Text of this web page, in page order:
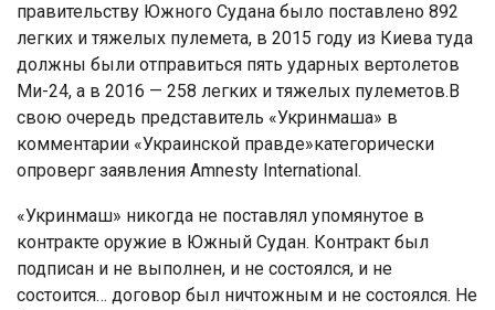
правительству Южного Судана было поставлено 892
легких и тяжелых пулемета, в 2015 году из Киева туда
должны были отправиться пять ударных вертолетов
Ми-24, а в 2016 — 258 легких и тяжелых пулеметов.В
свою очередь представитель «Укринмаша» в
комментарии «Украинской правде»категорически
опроверг заявления Amnesty International.
«Укринмаш» никогда не поставлял упомянутое в
контракте оружие в Южный Судан. Контракт был
подписан и не выполнен, и не состоялся, и не
состоится… договор был ничтожным и не состоялся. Не